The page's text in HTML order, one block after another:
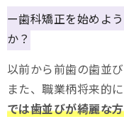
ー歯科矯正を始めよ
か？
以前から前歯の歯並
また、職業柄将来的
では歯並びが綺麗な